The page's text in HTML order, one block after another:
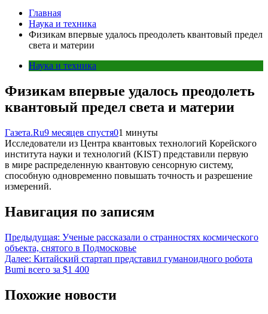
Главная
Наука и техника
Физикам впервые удалось преодолеть квантовый предел
света и материи
Наука и техника
Физикам впервые удалось преодолеть
квантовый предел света и материи
Газета.Ru9 месяцев спустя01 минуты
Исследователи из Центра квантовых технологий Корейского
института науки и технологий (KIST) представили первую
в мире распределенную квантовую сенсорную систему,
способную одновременно повышать точность и разрешение
измерений.
Навигация по записям
Предыдущая: Ученые рассказали о странностях космического
объекта, снятого в Подмосковье
Далее: Китайский стартап представил гуманоидного робота
Bumi всего за $1 400
Похожие новости